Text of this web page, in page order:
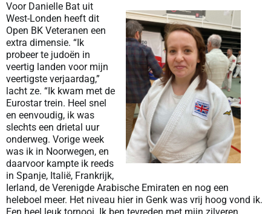
Voor Danielle Bat uit
West-Londen heeft dit
Open BK Veteranen een
extra dimensie. “Ik
probeer te judoën in
veertig landen voor mijn
veertigste verjaardag,”
lacht ze. “Ik kwam met de
Eurostar trein. Heel snel
en eenvoudig, ik was
slechts een drietal uur
onderweg. Vorige week
was ik in Noorwegen, en
daarvoor kampte ik reeds
in Spanje, Italië, Frankrijk,
Ierland, de Verenigde Arabische Emiraten en nog een
heleboel meer. Het niveau hier in Genk was vrij hoog vond ik.